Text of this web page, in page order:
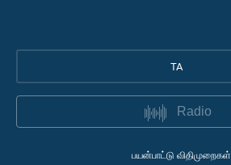
TA
Radio
பயன்பாட்டு விதிமுறைகள்